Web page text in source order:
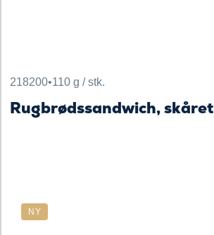
218200•110 g / stk.
Rugbrødssandwich, skåret
NY